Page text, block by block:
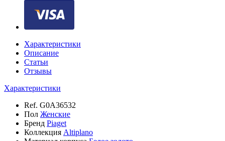
Характеристики
Описание
Статьи
Отзывы
Характеристики
Ref. G0A36532
Пол Женские
Бренд Piaget
Коллекция Altiplano